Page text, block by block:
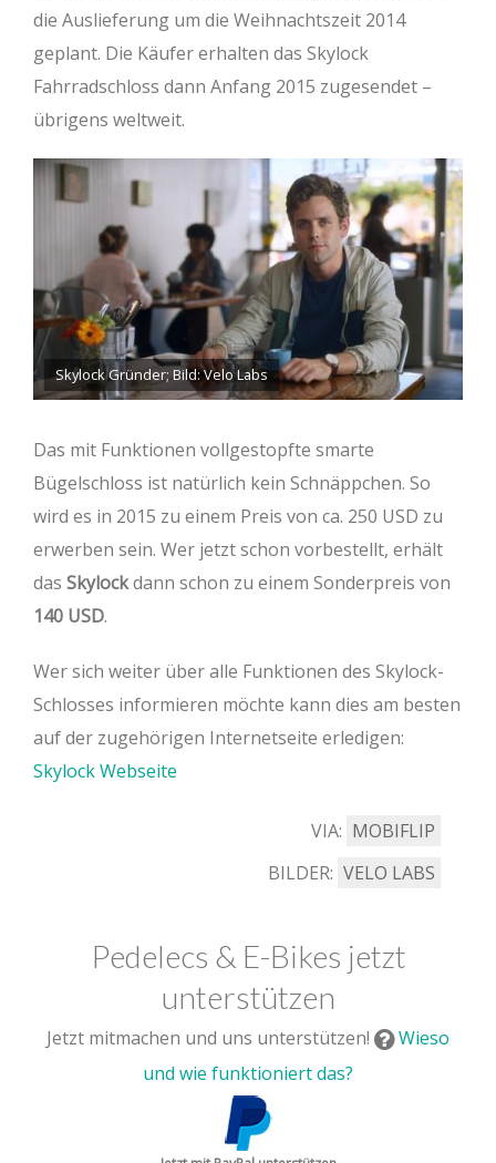
die Auslieferung um die Weihnachtszeit 2014
geplant. Die Käufer erhalten das Skylock
Fahrradschloss dann Anfang 2015 zugesendet –
übrigens weltweit.
Skylock Gründer; Bild: Velo Labs
Das mit Funktionen vollgestopfte smarte
Bügelschloss ist natürlich kein Schnäppchen. So
wird es in 2015 zu einem Preis von ca. 250 USD zu
erwerben sein. Wer jetzt schon vorbestellt, erhält
das Skylockdann schon zu einem Sonderpreis von
140 USD.
Wer sich weiter über alle Funktionen des Skylock-
Schlosses informieren möchte kann dies am besten
auf der zugehörigen Internetseite erledigen:
Skylock Webseite
VIA: MOBIFLIP
BILDER: VELO LABS
Pedelecs & E-Bikes jetzt
unterstützen
Jetzt mitmachen und uns unterstützen!
Wieso
und wie funktioniert das?